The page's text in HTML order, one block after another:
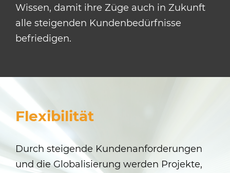
Wissen, damit ihre Züge auch in Zukunft
alle steigenden Kundenbedürfnisse
befriedigen.
Flexibilität
Durch steigende Kundenanforderungen
und die Globalisierung werden Projekte,